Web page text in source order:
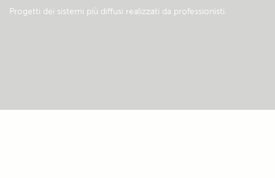
Progetti dei sistemi più diffusi realizzati da professionisti.